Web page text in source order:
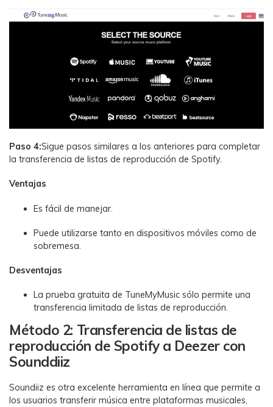
Paso 4:Sigue pasos similares a los anteriores para completar
la transferencia de listas de reproducción de Spotify.
Ventajas
Es fácil de manejar.
Puede utilizarse tanto en dispositivos móviles como de
sobremesa.
Desventajas
La prueba gratuita de TuneMyMusic sólo permite una
transferencia limitada de listas de reproducción.
Método 2: Transferencia de listas de
reproducción de Spotify a Deezer con
Sounddiiz
Soundiiz es otra excelente herramienta en línea que permite a
los usuarios transferir música entre plataformas musicales,